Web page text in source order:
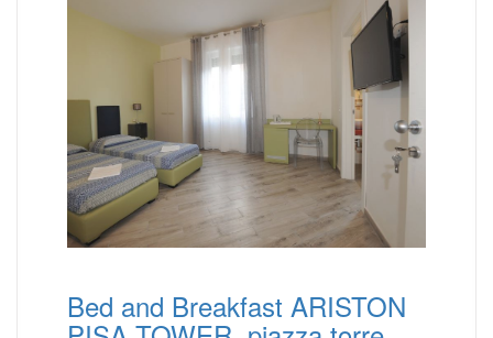
Bed and Breakfast ARISTON